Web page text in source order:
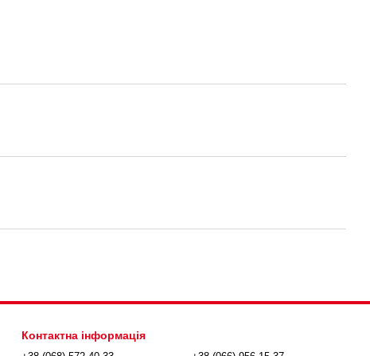
Контактна інформація